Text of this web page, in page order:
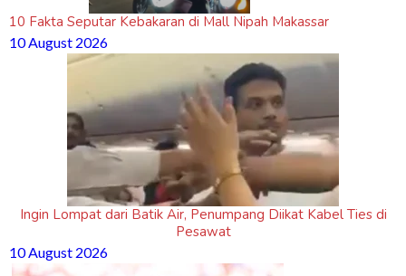
10 Fakta Seputar Kebakaran di Mall Nipah Makassar
10 August 2026
Ingin Lompat dari Batik Air, Penumpang Diikat Kabel Ties di
Pesawat
10 August 2026